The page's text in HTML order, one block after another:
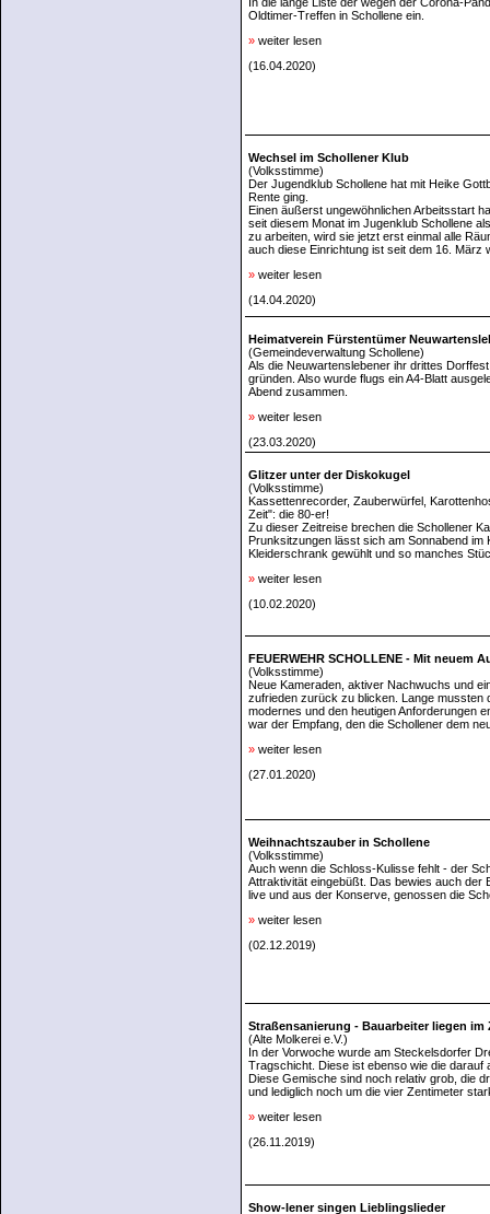
Oldtimer-Treffen in Schollene ein.
» weiter lesen
(16.04.2020)
Wechsel im Schollener Klub
(Volksstimme)
Der Jugendklub Schollene hat mit Heike
Rente ging.
Einen äußerst ungewöhnlichen Arbeitsstart
seit diesem Monat im Jugenklub Schollene
zu arbeiten, wird sie jetzt erst einmal alle
auch diese Einrichtung ist seit dem 16. März
» weiter lesen
(14.04.2020)
Heimatverein Fürstentümer
(Gemeindeverwaltung Schollene)
Als die Neuwartenslebener ihr drittes
gründen. Also wurde flugs ein A4-Blatt
Abend zusammen.
» weiter lesen
(23.03.2020)
Glitzer unter der Diskokugel
(Volksstimme)
Kassettenrecorder, Zauberwürfel,
Zeit": die 80-er!
Zu dieser Zeitreise brechen die Schollener
Prunksitzungen lässt sich am Sonnabend im
Kleiderschrank gewühlt und so manches
» weiter lesen
(10.02.2020)
FEUERWEHR SCHOLLENE - Mit neuem
(Volksstimme)
Neue Kameraden, aktiver Nachwuchs und
zufrieden zurück zu blicken. Lange mussten
modernes und den heutigen Anforderungen
war der Empfang, den die Schollener dem
» weiter lesen
(27.01.2020)
Weihnachtszauber in Schollene
(Volksstimme)
Auch wenn die Schloss-Kulisse fehlt - der
Attraktivität eingebüßt. Das bewies auch der
live und aus der Konserve, genossen die
» weiter lesen
(02.12.2019)
Straßensanierung - Bauarbeiter liegen im
(Alte Molkerei e.V.)
In der Vorwoche wurde am Steckelsdorfer
Tragschicht. Diese ist ebenso wie die
Diese Gemische sind noch relativ grob, die
und lediglich noch um die vier Zentimeter
» weiter lesen
(26.11.2019)
Show-lener singen Lieblingslieder